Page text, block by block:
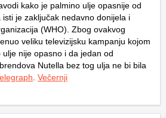
kako je palmino ulje opasnije od
je zaključak nedavno donijela i
(WHO). Zbog ovakvog
veliku televizijsku kampanju kojom
nije opasno i da jedan od
Nutella bez tog ulja ne bi bila
Večernji